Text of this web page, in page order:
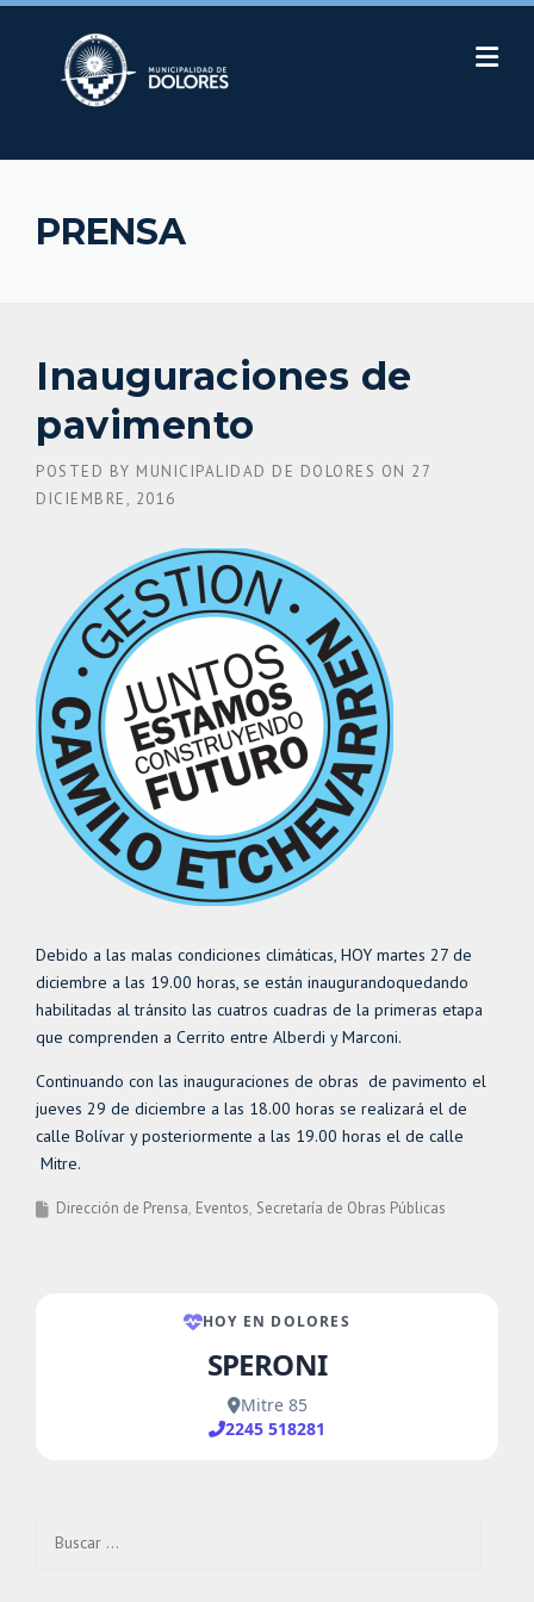
Skip
PRENSA
Inauguraciones de
pavimento
POSTED BY MUNICIPALIDAD DE DOLORES ON 27
DICIEMBRE, 2016
Debido a las malas condiciones climáticas, HOY martes 27 de
diciembre a las 19.00 horas, se están inaugurandoquedando
habilitadas al tránsito las cuatros cuadras de la primeras etapa
que comprenden a Cerrito entre Alberdi y Marconi.
Continuando con las inauguraciones de obras de pavimento el
jueves 29 de diciembre a las 18.00 horas se realizará el de
calle Bolívar y posteriormente a las 19.00 horas el de calle
Mitre.
Dirección de Prensa Eventos Secretaría de Obras Públicas